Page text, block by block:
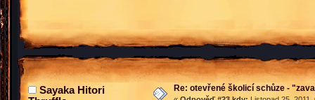
Sayaka Hitori
Re: otevřené školicí schůze -